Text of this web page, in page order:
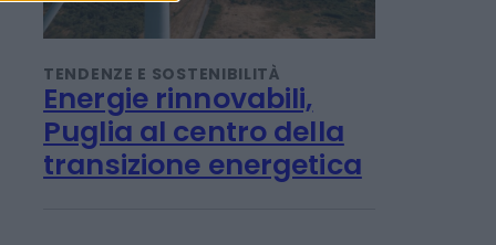
TENDENZE E SOSTENIBILITÀ